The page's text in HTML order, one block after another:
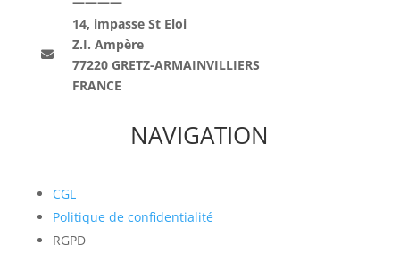
14, impasse St Eloi
Z.I. Ampère
77220 GRETZ-ARMAINVILLIERS
FRANCE
NAVIGATION
CGL
Politique de confidentialité
RGPD